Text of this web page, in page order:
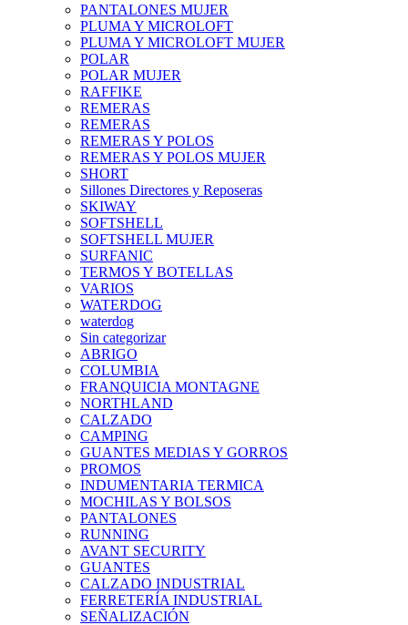
PANTALONES MUJER
PLUMA Y MICROLOFT
PLUMA Y MICROLOFT MUJER
POLAR
POLAR MUJER
RAFFIKE
REMERAS
REMERAS
REMERAS Y POLOS
REMERAS Y POLOS MUJER
SHORT
Sillones Directores y Reposeras
SKIWAY
SOFTSHELL
SOFTSHELL MUJER
SURFANIC
TERMOS Y BOTELLAS
VARIOS
WATERDOG
waterdog
Sin categorizar
ABRIGO
COLUMBIA
FRANQUICIA MONTAGNE
NORTHLAND
CALZADO
CAMPING
GUANTES MEDIAS Y GORROS
PROMOS
INDUMENTARIA TERMICA
MOCHILAS Y BOLSOS
PANTALONES
RUNNING
AVANT SECURITY
GUANTES
CALZADO INDUSTRIAL
FERRETERÍA INDUSTRIAL
SEÑALIZACIÓN